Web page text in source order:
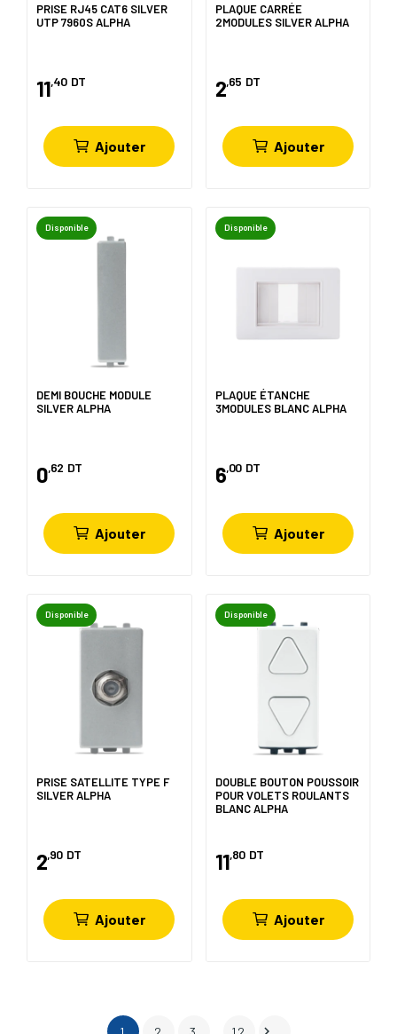
PRISE RJ45 CAT6 SILVER
UTP 7960S ALPHA
11,40 DT
Ajouter
PLAQUE CARRÉE
2MODULES SILVER ALPHA
2,65 DT
Ajouter
Disponible
DEMI BOUCHE MODULE
SILVER ALPHA
0,62 DT
Ajouter
Disponible
PLAQUE ÉTANCHE
3MODULES BLANC ALPHA
6,00 DT
Ajouter
Disponible
PRISE SATELLITE TYPE F
SILVER ALPHA
2,90 DT
Ajouter
Disponible
DOUBLE BOUTON POUSSOIR
POUR VOLETS ROULANTS
BLANC ALPHA
11,80 DT
Ajouter